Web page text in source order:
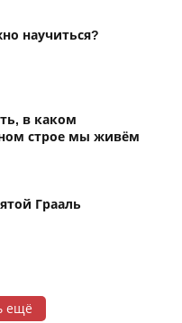
научиться?
в каком
строе мы живём
Грааль
ещё